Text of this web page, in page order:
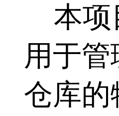
本项
用于管
仓库的